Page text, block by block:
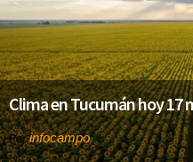
Clima en Tucumán hoy 17
Porinfocampo